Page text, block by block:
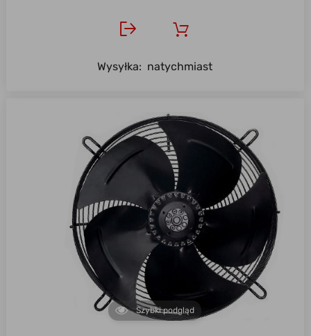
Wysyłka: natychmiast
Szybki podgląd